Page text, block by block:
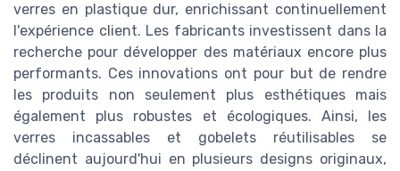
verres en plastique dur, enrichissant continuellement
l'expérience client. Les fabricants investissent dans la
recherche pour développer des matériaux encore plus
performants. Ces innovations ont pour but de rendre
les produits non seulement plus esthétiques mais
également plus robustes et écologiques. Ainsi, les
verres incassables et gobelets réutilisables se
déclinent aujourd'hui en plusieurs designs originaux,